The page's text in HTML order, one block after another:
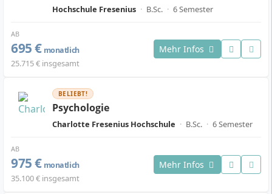
Hochschule Fresenius · B.Sc. · 6 Semester
AB
695 € monatlich
25.715 € insgesamt
Mehr Infos
BELIEBT!
Psychologie
Charlotte Fresenius Hochschule · B.Sc. · 6 Semester
AB
975 € monatlich
35.100 € insgesamt
Mehr Infos